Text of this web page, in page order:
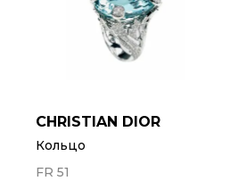
CHRISTIAN DIOR
Кольцо
FR 51